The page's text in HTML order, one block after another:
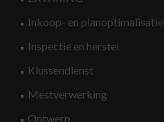
Inkoop- en planoptimalisatie
Inspectie en herstel
Klussendienst
Mestverwerking
Ontwerp